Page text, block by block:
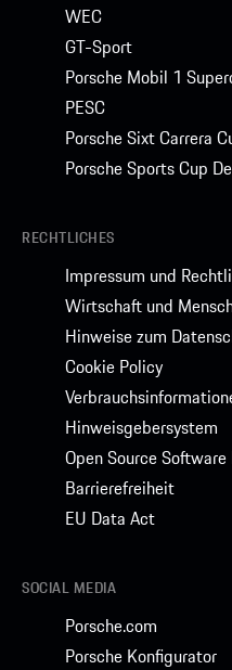
WEC
GT-Sport
Porsche Mobil 1
PESC
Porsche Sixt Carrera
Porsche Sports Cup
RECHTLICHES
Impressum und
Wirtschaft und
Hinweise zum
Cookie Policy
Hinweisgebersystem
Open Source
Barrierefreiheit
EU Data Act
SOCIAL MEDIA
Porsche.com
Porsche Konfigurator